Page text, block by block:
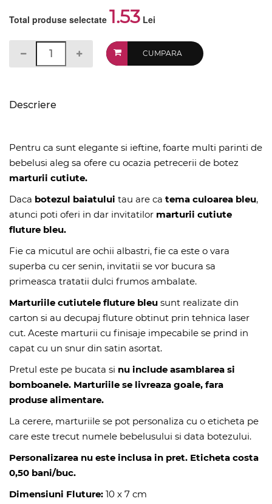
Total produse selectate 1.53 Lei
CUMPARA
Descriere
Pentru ca sunt elegante si ieftine, foarte multi parinti de
bebelusi aleg sa ofere cu ocazia petrecerii de botez
marturii cutiute.
Daca botezul baiatului tau are ca tema culoarea bleu,
atunci poti oferi in dar invitatilor marturii cutiute
fluture bleu.
Fie ca micutul are ochii albastri, fie ca este o vara
superba cu cer senin, invitatii se vor bucura sa
primeasca tratatii dulci frumos ambalate.
Marturiile cutiutele fluture bleu sunt realizate din
carton si au decupaj fluture obtinut prin tehnica laser
cut. Aceste marturii cu finisaje impecabile se prind in
capat cu un snur din satin asortat.
Pretul este pe bucata si nu include asamblarea si
bomboanele. Marturiile se livreaza goale, fara
produse alimentare.
La cerere, marturiile se pot personaliza cu o eticheta pe
care este trecut numele bebelusului si data botezului.
Personalizarea nu este inclusa in pret. Eticheta costa
0,50 bani/buc.
Dimensiuni Fluture: 10 x 7 cm